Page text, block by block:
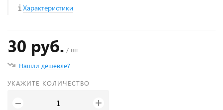
Характеристики
30 руб. / шт
Нашли дешевле?
УКАЖИТЕ КОЛИЧЕСТВО
− +